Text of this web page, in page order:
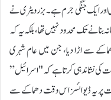
اور ایک جنگی جرم ہے۔بزرویٹری نے
تک محدود نہیں تھا، بلکہ یہ کہ
سے اڑا دیا، جن میں عام شہری
کی نشاندہی کرتا ہے کہ "اسرائیل”
پر یہ ڈیوائسز اس وقت دھماکے سے